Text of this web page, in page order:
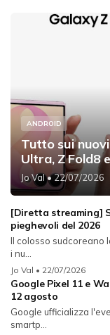
ANDROID
Tutto sui
Ultra, Z Fold8
Jo Val• 22/07/2026
[Diretta streaming]
pieghevoli del 2026
Il colosso sudcoreano
i nu...
Jo Val • 22/07/2026
Google Pixel 11 e
12 agosto
Google ufficializza
smartp...